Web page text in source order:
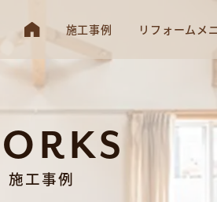
施工事例 リフォームメ
施工事例